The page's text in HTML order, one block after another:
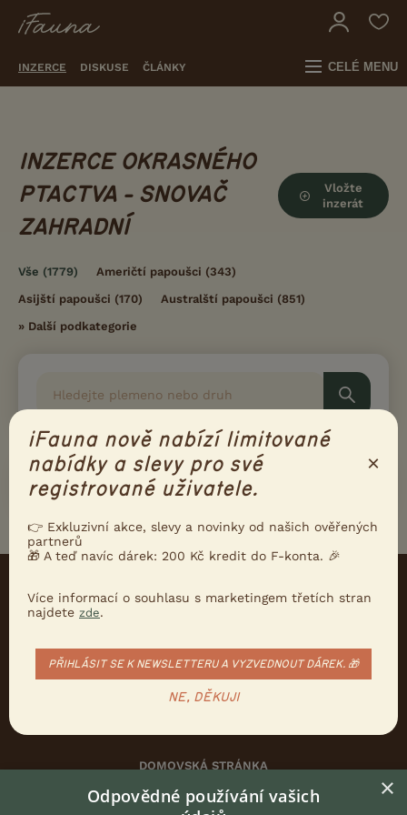
INZERCE DISKUSE ČLÁNKY CELÉ MENU
INZERCE OKRASNÉHO
PTACTVA - SNOVAČ
ZAHRADNÍ
Vložte
inzerát
Vše (1779) Američtí papoušci (343)
Asijští papoušci (170) Australští papoušci (851)
» Další podkategorie
Zadaným filtrům bohužel žádné inzeráty neodpovídají.
Zkuste zadat menší počet filtrů.
KONTAKT DO REDAKCE WEBU
redakce@ifauna.cz
DOMOVSKÁ STRÁNKA
INZERCE
iFauna nově nabízí limitované
nabídky a slevy pro své
registrované uživatele.
×
👉 Exkluzivní akce, slevy a novinky od našich ověřených
partnerů
🎁 A teď navíc dárek: 200 Kč kredit do F-konta. 🎉
Více informací o souhlasu s marketingem třetích stran
najdete zde.
PŘIHLÁSIT SE K NEWSLETTERU A VYZVEDNOUT DÁREK. 🎁
NE, DĚKUJI
×
Odpovědné používání vašich